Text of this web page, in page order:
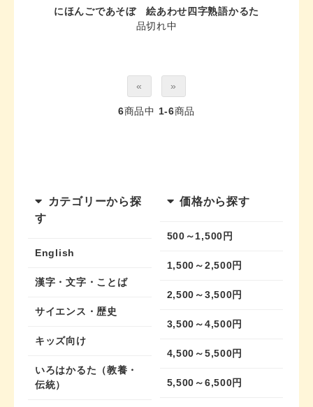
にほんごであそぼ 絵あわせ四字熟語かるた
品切れ中
« »
6商品中 1-6商品
カテゴリーから探
す
English
漢字・文字・ことば
サイエンス・歴史
キッズ向け
いろはかるた（教養・
伝統）
価格から探す
500～1,500円
1,500～2,500円
2,500～3,500円
3,500～4,500円
4,500～5,500円
5,500～6,500円